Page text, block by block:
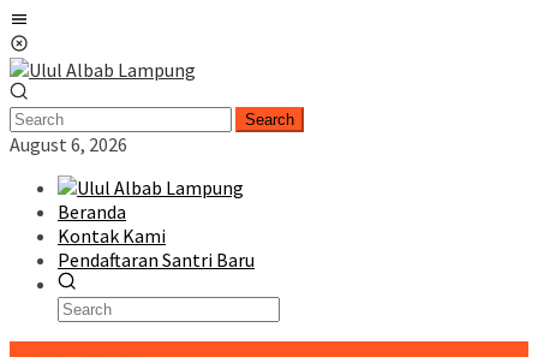
Skip
to
content
Search
August 6, 2026
Beranda
Kontak Kami
Pendaftaran Santri Baru